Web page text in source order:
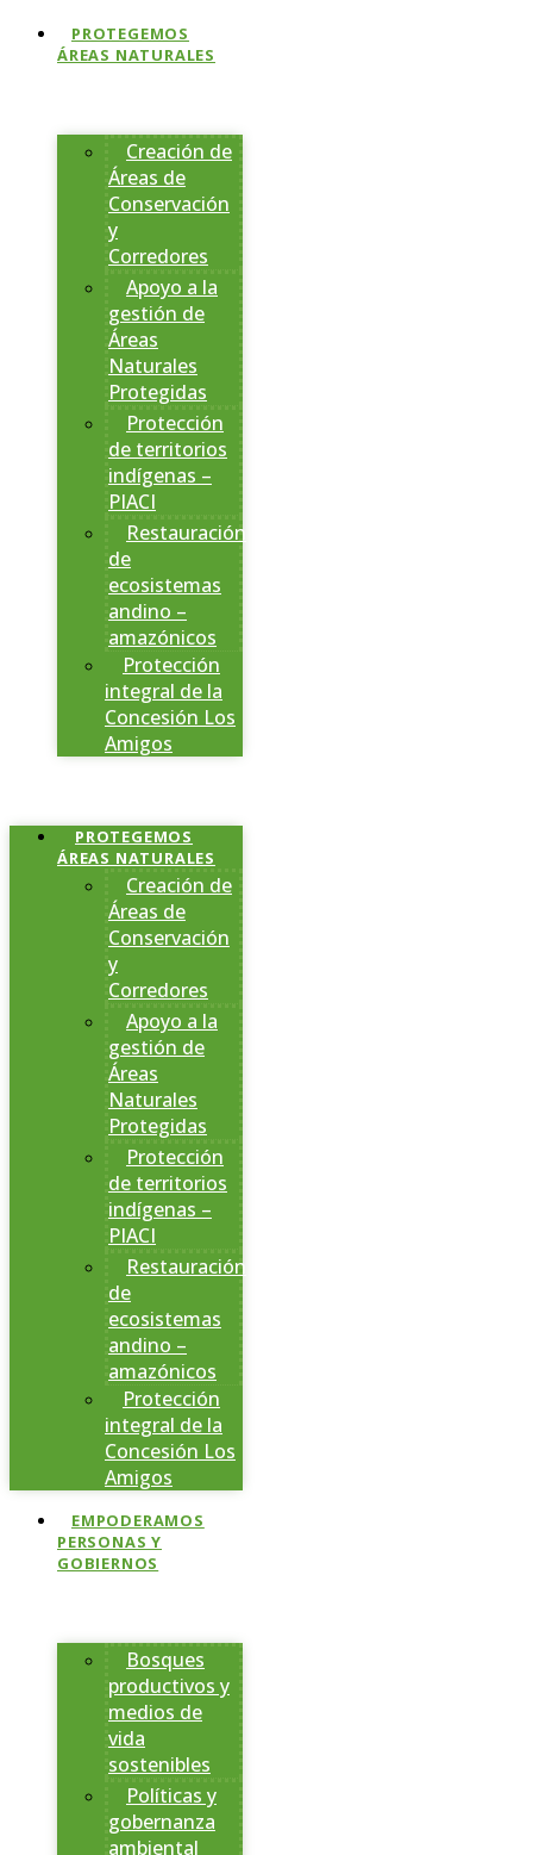
PROTEGEMOS
ÁREAS NATURALES
Creación de
Áreas de
Conservación
y
Corredores
Apoyo a la
gestión de
Áreas
Naturales
Protegidas
Protección
de territorios
indígenas –
PIACI
Restauración
de
ecosistemas
andino –
amazónicos
Protección
integral de la
Concesión Los
Amigos
PROTEGEMOS
ÁREAS NATURALES
Creación de
Áreas de
Conservación
y
Corredores
Apoyo a la
gestión de
Áreas
Naturales
Protegidas
Protección
de territorios
indígenas –
PIACI
Restauración
de
ecosistemas
andino –
amazónicos
Protección
integral de la
Concesión Los
Amigos
EMPODERAMOS
PERSONAS Y
GOBIERNOS
Bosques
productivos y
medios de
vida
sostenibles
Políticas y
gobernanza
ambiental